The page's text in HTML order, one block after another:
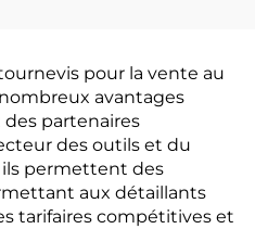
pour la vente au
avantages
partenaires
des outils et du
permettent des
aux détaillants
tarifaires compétitives et